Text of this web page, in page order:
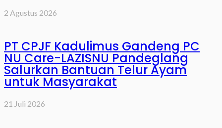
2 Agustus 2026
PT CPJF Kadulimus Gandeng PC
NU Care-LAZISNU Pandeglang
Salurkan Bantuan Telur Ayam
untuk Masyarakat
21 Juli 2026